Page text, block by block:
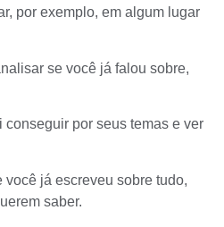
por exemplo, em algum lugar
se você já falou sobre,
conseguir por seus temas e ver
você já escreveu sobre tudo,
saber.